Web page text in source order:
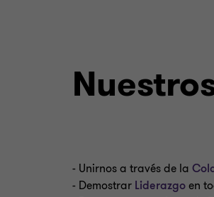
- Unirnos a través de la
- Demostrar Liderazgoen